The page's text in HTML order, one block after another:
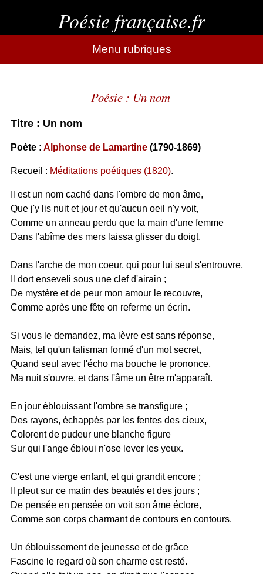
Poésie française.fr
Menu rubriques
Poésie : Un nom
Titre : Un nom
Poète : Alphonse de Lamartine(1790-1869)
Recueil : Méditations poétiques (1820).
Il est un nom caché dans l'ombre de mon âme,
Que j'y lis nuit et jour et qu'aucun oeil n'y voit,
Comme un anneau perdu que la main d'une femme
Dans l'abîme des mers laissa glisser du doigt.
Dans l'arche de mon coeur, qui pour lui seul s'entrouvre,
Il dort enseveli sous une clef d'airain ;
De mystère et de peur mon amour le recouvre,
Comme après une fête on referme un écrin.
Si vous le demandez, ma lèvre est sans réponse,
Mais, tel qu'un talisman formé d'un mot secret,
Quand seul avec l'écho ma bouche le prononce,
Ma nuit s'ouvre, et dans l'âme un être m'apparaît.
En jour éblouissant l'ombre se transfigure ;
Des rayons, échappés par les fentes des cieux,
Colorent de pudeur une blanche figure
Sur qui l'ange ébloui n'ose lever les yeux.
C'est une vierge enfant, et qui grandit encore ;
Il pleut sur ce matin des beautés et des jours ;
De pensée en pensée on voit son âme éclore,
Comme son corps charmant de contours en contours.
Un éblouissement de jeunesse et de grâce
Fascine le regard où son charme est resté.